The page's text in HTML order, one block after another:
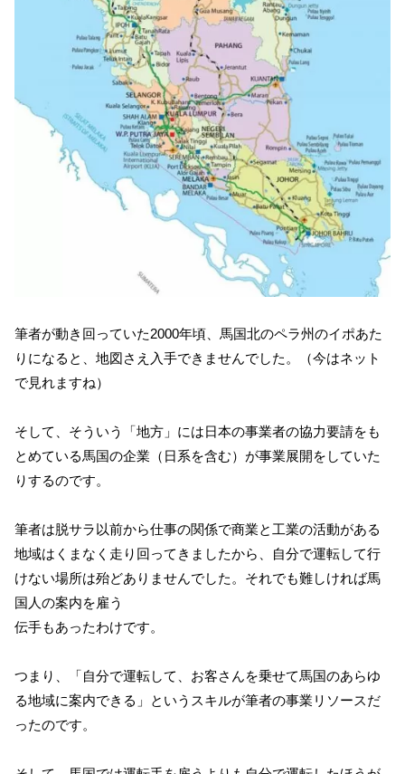
筆者が動き回っていた2000年頃、馬国北のペラ州のイポあた
りになると、地図さえ入手できませんでした。（今はネット
で見れますね）
そして、そういう「地方」には日本の事業者の協力要請をも
とめている馬国の企業（日系を含む）が事業展開をしていた
りするのです。
筆者は脱サラ以前から仕事の関係で商業と工業の活動がある
地域はくまなく走り回ってきましたから、自分で運転して行
けない場所は殆どありませんでした。それでも難しければ馬
国人の案内を雇う
伝手もあったわけです。
つまり、「自分で運転して、お客さんを乗せて馬国のあらゆ
る地域に案内できる」というスキルが筆者の事業リソースだ
ったのです。